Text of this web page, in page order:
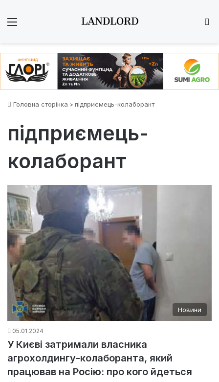
Головна сторінка > підприємець-колаборант
підприємець-
колаборант
Новини
05.01.2024
У Києві затримали власника
агрохолдингу-колаборанта, який
працював на Росію: про кого йдеться